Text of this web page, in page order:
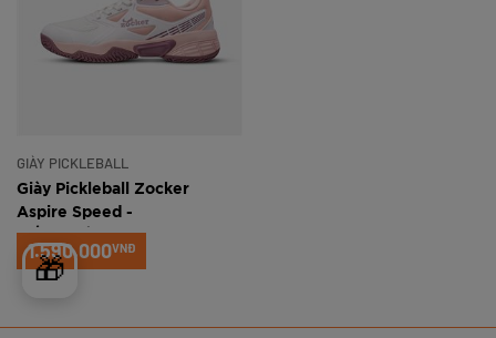
🎁
GIÀY PICKLEBALL
Giày Pickleball Zocker
Aspire Speed -
Trắng/Hồng/Tím
1.590.000VNĐ